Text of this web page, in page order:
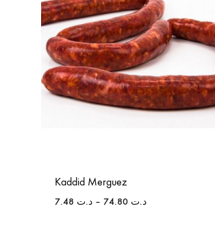
Kaddid Merguez
د.ت – د.ت